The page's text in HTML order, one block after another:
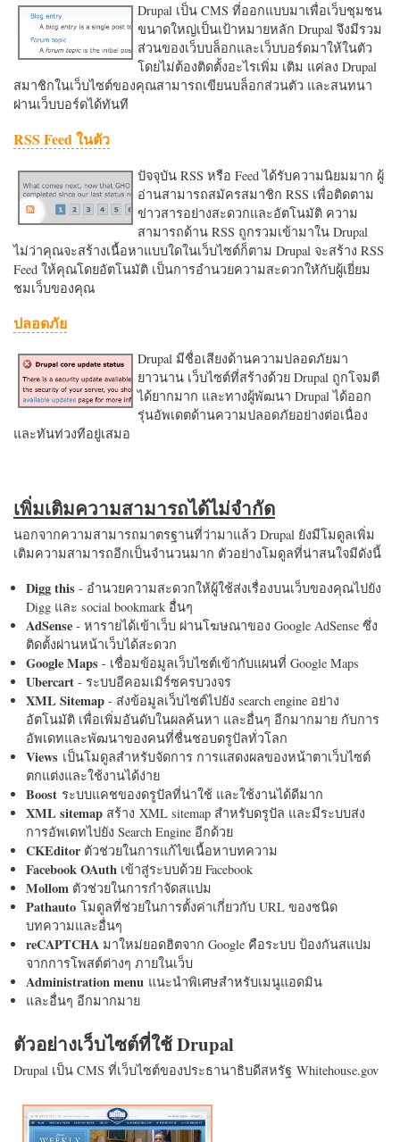
Drupal เป็น CMS ที่ออกแบบมาเพื่อเว็บชุมชน
ขนาดใหญ่เป็นเป้าหมายหลัก Drupal จึงมีรวม
ส่วนของเว็บบล็อกและเว็บบอร์ดมาให้ในตัว
โดยไม่ต้องติดตั้งอะไรเพิ่ม เติม แค่ลง Drupal
สมาชิกในเว็บไซต์ของคุณสามารถเขียนบล็อกส่วนตัว และสนทนา
ผ่านเว็บบอร์ดได้ทันที
RSS Feed ในตัว
ปัจจุบัน RSS หรือ Feed ได้รับความนิยมมาก ผู้
อ่านสามารถสมัครสมาชิก RSS เพื่อติดตาม
ข่าวสารอย่างสะดวกและอัตโนมัติ ความ
สามารถด้าน RSS ถูกรวมเข้ามาใน Drupal
ไม่ว่าคุณจะสร้างเนื้อหาแบบใดในเว็บไซต์ก็ตาม Drupal จะสร้าง RSS
Feed ให้คุณโดยอัตโนมัติ เป็นการอำนวยความสะดวกใหักับผู้เยี่ยม
ชมเว็บของคุณ
ปลอดภัย
Drupal มีชื่อเสียงด้านความปลอดภัยมา
ยาวนาน เว็บไซต์ที่สร้างด้วย Drupal ถูกโจมตี
ได้ยากมาก และทางผู้พัฒนา Drupal ได้ออก
รุ่นอัพเดตด้านความปลอดภัยอย่างต่อเนื่อง
และทันท่วงทีอยู่เสมอ
เพิ่มเติมความสามารถได้ไม่จำกัด
นอกจากความสามารถมาตรฐานที่ว่ามาแล้ว Drupal ยังมีโมดูลเพิ่ม
เติมความสามารถอีกเป็นจำนวนมาก ตัวอย่างโมดูลที่น่าสนใจมีดังนี้
Digg this - อำนวยความสะดวกให้ผู้ใช้ส่งเรื่องบนเว็บของคุณไปยัง
Digg และ social bookmark อื่นๆ
AdSense - หารายได้เข้าเว็บ ผ่านโฆษณาของ Google AdSense ซึ่ง
ติดตั้งผ่านหน้าเว็บได้สะดวก
Google Maps - เชื่อมข้อมูลเว็บไซต์เข้ากับแผนที่ Google Maps
Ubercart - ระบบอีคอมเมิร์ซครบวงจร
XML Sitemap - ส่งข้อมูลเว็บไซต์ไปยัง search engine อย่าง
อัตโนมัติ เพื่อเพิ่มอันดับในผลค้นหา และอื่นๆ อีกมากมาย กับการ
อัพเดทและพัฒนาของคนที่ชื่นชอบดรูปัลทั่วโลก
Views เป็นโมดูลสำหรับจัดการ การแสดงผลของหน้าตาเว็บไซต์
ตกแต่งและใช้งานได้ง่าย
Boost ระบบแคชของดรูปัลที่น่าใช้ และใช้งานได้ดีมาก
XML sitemap สร้าง XML sitemap สำหรับดรูปัล และมีระบบส่ง
การอัพเดทไปยัง Search Engine อีกด้วย
CKEditorตัวช่วยในการแก้ไขเนื้อหาบทความ
Facebook OAuth เข้าสู่ระบบด้วย Facebook
Mollom ตัวช่วยในการกำจัดสแปม
Pathauto โมดูลที่ช่วยในการตั้งค่าเกี่ยวกับ URL ของชนิด
บทความและอื่นๆ
reCAPTCHA มาใหม่ยอดฮิตจาก Google คือระบบ ป้องกันสแปม
จากการโพสต์ต่างๆ ภายในเว็บ
Administration menu แนะนำพิเศษสำหรับเมนูแอดมิน
และอื่นๆ อีกมากมาย
ตัวอย่างเว็บไซต์ที่ใช้ Drupal
Drupal เป็น CMS ที่เว็บไซต์ของประธานาธิบดีสหรัฐ Whitehouse.gov